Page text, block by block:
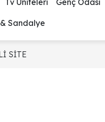
Sandalye
SİTE